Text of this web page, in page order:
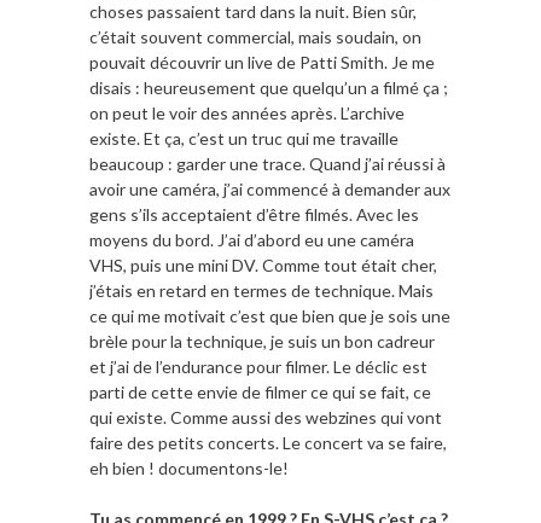
choses passaient tard dans la nuit. Bien sûr,
c’était souvent commercial, mais soudain, on
pouvait découvrir un live de Patti Smith. Je me
disais : heureusement que quelqu’un a filmé ça ;
on peut le voir des années après. L’archive
existe. Et ça, c’est un truc qui me travaille
beaucoup : garder une trace. Quand j’ai réussi à
avoir une caméra, j’ai commencé à demander aux
gens s’ils acceptaient d’être filmés. Avec les
moyens du bord. J’ai d’abord eu une caméra
VHS, puis une mini DV. Comme tout était cher,
j’étais en retard en termes de technique. Mais
ce qui me motivait c’est que bien que je sois une
brèle pour la technique, je suis un bon cadreur
et j’ai de l’endurance pour filmer. Le déclic est
parti de cette envie de filmer ce qui se fait, ce
qui existe. Comme aussi des webzines qui vont
faire des petits concerts. Le concert va se faire,
eh bien ! documentons-le!